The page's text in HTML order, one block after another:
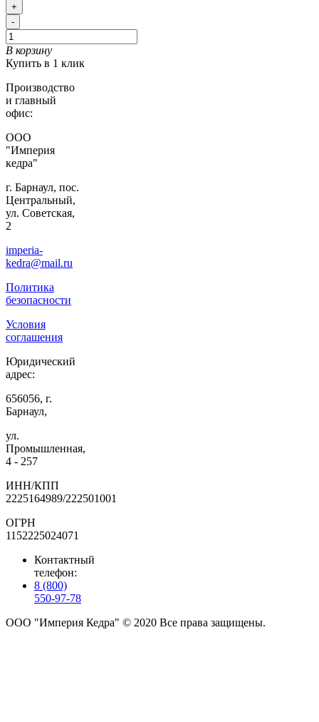
+
-
В корзину
Купить в 1 клик
Производство
и главный
офис:
ООО
"Империя
кедра"
г. Барнаул, пос.
Центральный,
ул. Советская,
2
imperia-
kedra@mail.ru
Политика
безопасности
Условия
соглашения
Юридический
адрес:
656056, г.
Барнаул,
ул.
Промышленная,
4 - 257
ИНН/КПП
2225164989/222501001
ОГРН
1152225024071
Контактный
телефон:
8 (800)
550-97-78
ООО "Империя Кедра" © 2020 Все права защищены.